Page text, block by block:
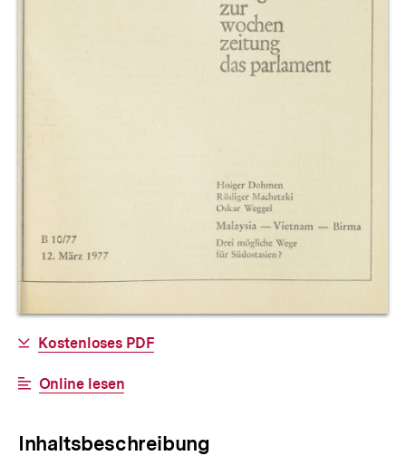
Allgemeine
Informationen
Download-
Kostenloses PDF
Interner
Online lesen
Inhaltsbeschreibung